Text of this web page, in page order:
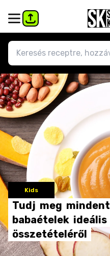
Kids
Tudj meg mindent
babaételek ideális
összetételéről